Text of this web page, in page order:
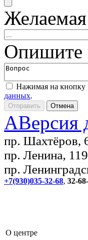
Опишите
Нажимая на
данных.
AВерсия
пр. Шахтёров,
пр. Ленина, 119
пр.
+7(930)035-32-68, 32-
О центре